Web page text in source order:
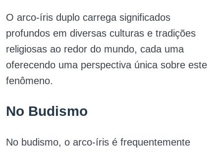
O arco-íris duplo carrega significados
profundos em diversas culturas e tradições
religiosas ao redor do mundo, cada uma
oferecendo uma perspectiva única sobre este
fenômeno.
No Budismo
No budismo, o arco-íris é frequentemente